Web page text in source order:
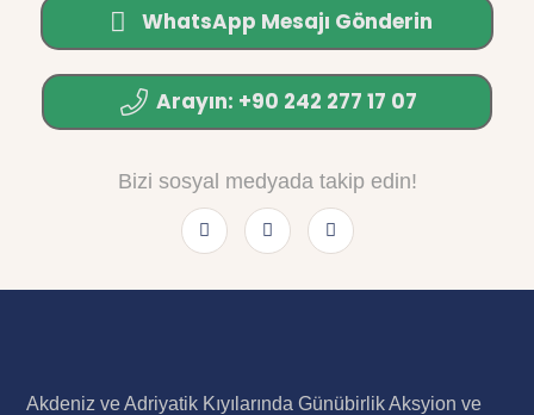
WhatsApp Mesajı Gönderin
Arayın: +90 242 277 17 07
Bizi sosyal medyada takip edin!
Akdeniz ve Adriyatik Kıyılarında Günübirlik Aksyion ve